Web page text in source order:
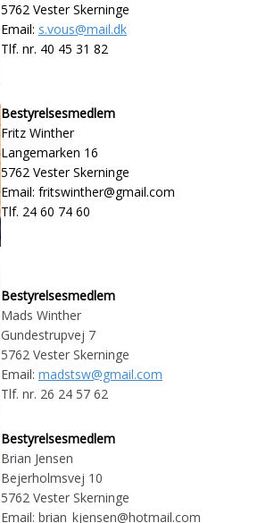
5762 Vester Skerninge
Email: s.vous@mail.dk
Tlf. nr. 40 45 31 82
Bestyrelsesmedlem
Fritz Winther
Langemarken 16
5762 Vester Skerninge
Email: fritswinther@gmail.com
Tlf. 24 60 74 60
Bestyrelsesmedlem
Mads Winther
Gundestrupvej 7
5762 Vester Skerninge
Email: madstsw@gmail.com
Tlf. nr. 26 24 57 62
Bestyrelsesmedlem
Brian Jensen
Bejerholmsvej 10
5762 Vester Skerninge
Email: brian_kjensen@hotmail.com